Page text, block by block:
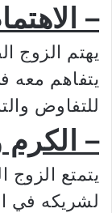
–
يهتم الزوج
يتفاهم معه
للتفاوض
–
يتمتع الزوج
لشريكه في